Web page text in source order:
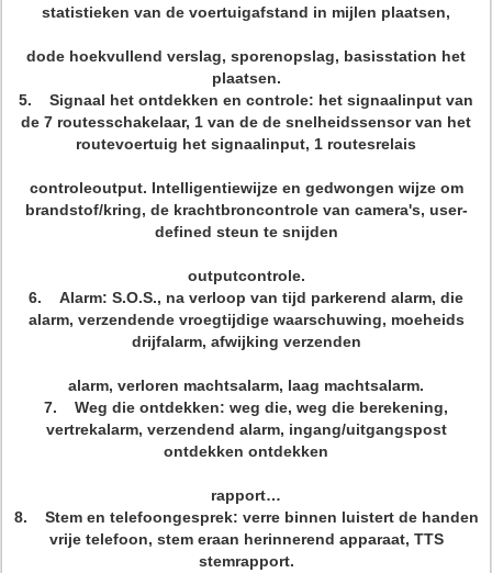
statistieken van de voertuigafstand in mijlen plaatsen,
dode hoekvullend verslag, sporenopslag, basisstation het
plaatsen.
5. Signaal het ontdekken en controle: het signaalinput van
de 7 routesschakelaar, 1 van de de snelheidssensor van het
routevoertuig het signaalinput, 1 routesrelais
controleoutput. Intelligentiewijze en gedwongen wijze om
brandstof/kring, de krachtbroncontrole van camera's, user-
defined steun te snijden
outputcontrole.
6. Alarm: S.O.S., na verloop van tijd parkerend alarm, die
alarm, verzendende vroegtijdige waarschuwing, moeheids
drijfalarm, afwijking verzenden
alarm, verloren machtsalarm, laag machtsalarm.
7. Weg die ontdekken: weg die, weg die berekening,
vertrekalarm, verzendend alarm, ingang/uitgangspost
ontdekken ontdekken
rapport…
8. Stem en telefoongesprek: verre binnen luistert de handen
vrije telefoon, stem eraan herinnerend apparaat, TTS
stemrapport.